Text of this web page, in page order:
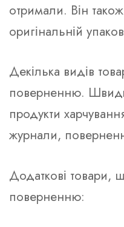
отримали. Він
оригінальній
Декілька видів
поверненню.
продукти
журнали,
Додаткові товари,
поверненню: